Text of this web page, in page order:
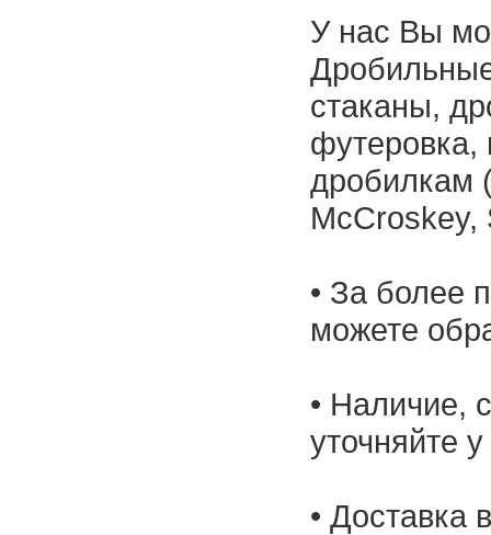
У нас Вы
стаканы,
дробилкам
McCroskey,
• За более
можете
• Наличие,
уточняйте
• Доставка